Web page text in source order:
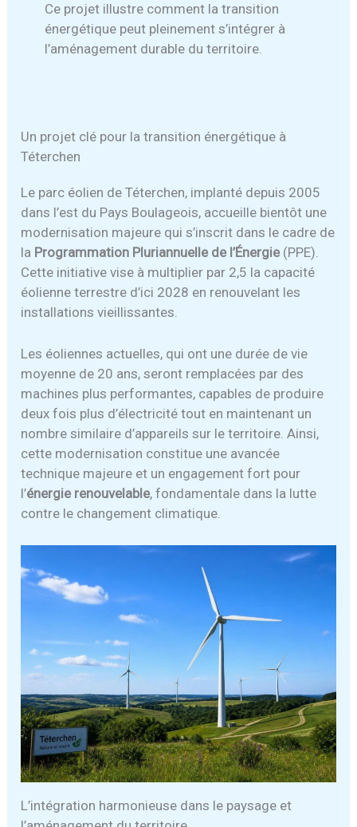
Ce projet illustre comment la transition
énergétique peut pleinement s’intégrer à
l’aménagement durable du territoire.
Un projet clé pour la transition énergétique à
Téterchen
Le parc éolien de Téterchen, implanté depuis 2005
dans l’est du Pays Boulageois, accueille bientôt une
modernisation majeure qui s’inscrit dans le cadre de
la Programmation Pluriannuelle de l’Énergie(PPE).
Cette initiative vise à multiplier par 2,5 la capacité
éolienne terrestre d’ici 2028 en renouvelant les
installations vieillissantes.
Les éoliennes actuelles, qui ont une durée de vie
moyenne de 20 ans, seront remplacées par des
machines plus performantes, capables de produire
deux fois plus d’électricité tout en maintenant un
nombre similaire d’appareils sur le territoire. Ainsi,
cette modernisation constitue une avancée
technique majeure et un engagement fort pour
l’énergie renouvelable, fondamentale dans la lutte
contre le changement climatique.
L’intégration harmonieuse dans le paysage et